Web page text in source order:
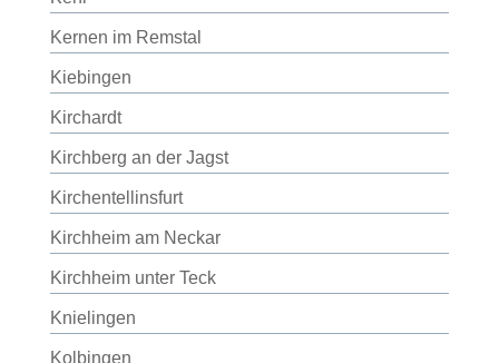
Kernen im Remstal
Kiebingen
Kirchardt
Kirchberg an der Jagst
Kirchentellinsfurt
Kirchheim am Neckar
Kirchheim unter Teck
Knielingen
Kolbingen